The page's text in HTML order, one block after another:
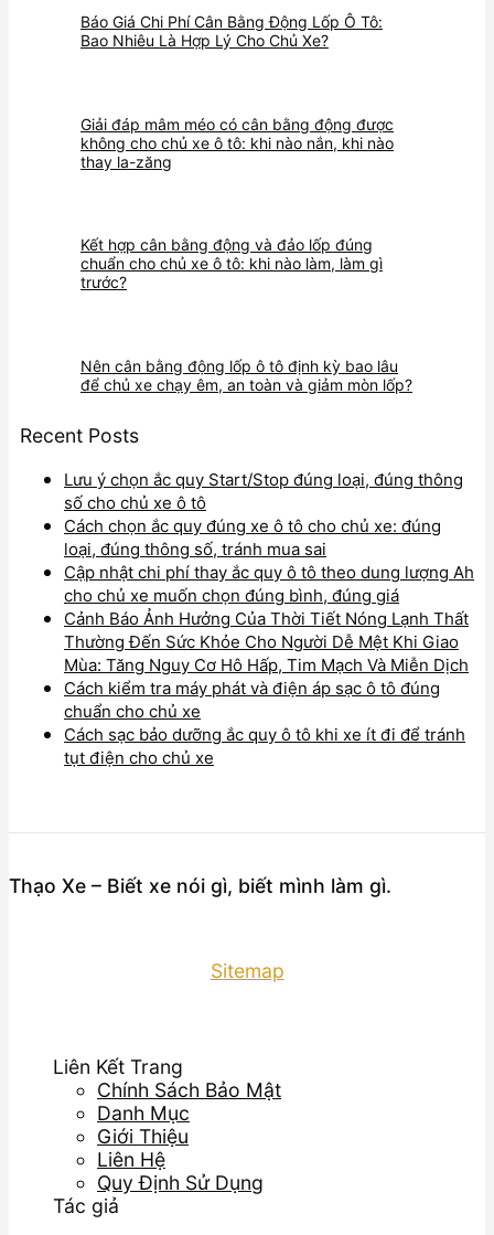
Báo Giá Chi Phí Cân Bằng Động Lốp Ô Tô:
Bao Nhiêu Là Hợp Lý Cho Chủ Xe?
Giải đáp mâm méo có cân bằng động được
không cho chủ xe ô tô: khi nào nắn, khi nào
thay la-zăng
Kết hợp cân bằng động và đảo lốp đúng
chuẩn cho chủ xe ô tô: khi nào làm, làm gì
trước?
Nên cân bằng động lốp ô tô định kỳ bao lâu
để chủ xe chạy êm, an toàn và giảm mòn lốp?
Recent Posts
Lưu ý chọn ắc quy Start/Stop đúng loại, đúng thông
số cho chủ xe ô tô
Cách chọn ắc quy đúng xe ô tô cho chủ xe: đúng
loại, đúng thông số, tránh mua sai
Cập nhật chi phí thay ắc quy ô tô theo dung lượng Ah
cho chủ xe muốn chọn đúng bình, đúng giá
Cảnh Báo Ảnh Hưởng Của Thời Tiết Nóng Lạnh Thất
Thường Đến Sức Khỏe Cho Người Dễ Mệt Khi Giao
Mùa: Tăng Nguy Cơ Hô Hấp, Tim Mạch Và Miễn Dịch
Cách kiểm tra máy phát và điện áp sạc ô tô đúng
chuẩn cho chủ xe
Cách sạc bảo dưỡng ắc quy ô tô khi xe ít đi để tránh
tụt điện cho chủ xe
Thạo Xe – Biết xe nói gì, biết mình làm gì.
Sitemap
Liên Kết Trang
Chính Sách Bảo Mật
Danh Mục
Giới Thiệu
Liên Hệ
Quy Định Sử Dụng
Tác giả